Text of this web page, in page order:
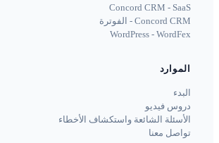
Concord CRM - SaaS
Concord CRM - الفوترة
WordPress - WordFex
الموارد
البدء
دروس فيديو
الأسئلة الشائعة واستكشاف الأخطاء
تواصل معنا